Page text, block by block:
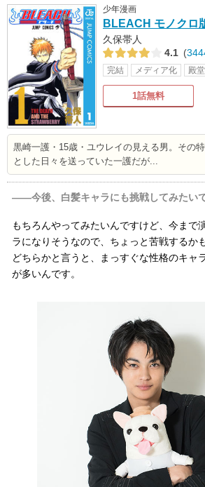
少年漫画
BLEACH モノクロ
久保帯人
4.1 (
完結 メディア化 殿
1話無料
黒崎一護・15歳・ユウレイの見える男。その
とした日々を送っていた一護だが...
――今後、白髪キャラにも挑戦してみたい
もちろんやってみたいんですけど、今まで
ラになりそうなので、ちょっと苦戦するか
どちらかと言うと、まっすぐな性格のキャ
が多いんです。